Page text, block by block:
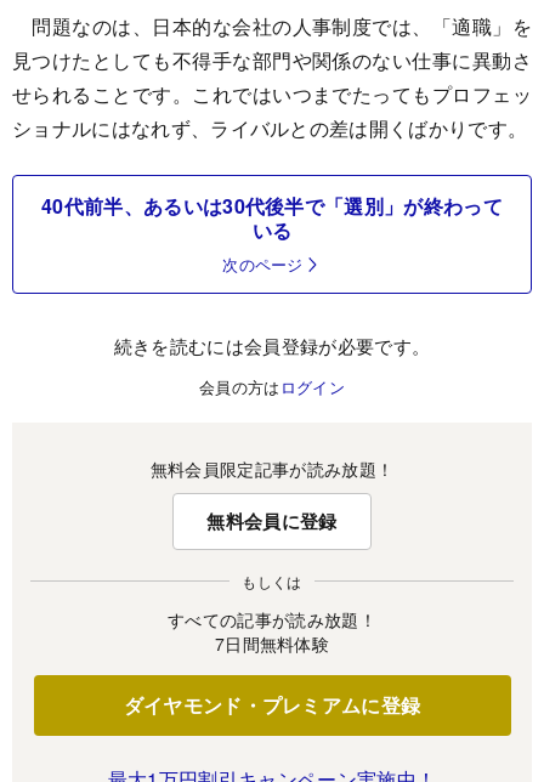
問題なのは、日本的な会社の人事制度では、「適職」を
見つけたとしても不得手な部門や関係のない仕事に異動さ
せられることです。これではいつまでたってもプロフェッ
ショナルにはなれず、ライバルとの差は開くばかりです。
40代前半、あるいは30代後半で「選別」が終わって
いる
次のページ
続きを読むには会員登録が必要です。
会員の方は ログイン
無料会員限定記事が読み放題！
無料会員に登録
もしくは
すべての記事が読み放題！
7日間無料体験
ダイヤモンド・プレミアムに登録